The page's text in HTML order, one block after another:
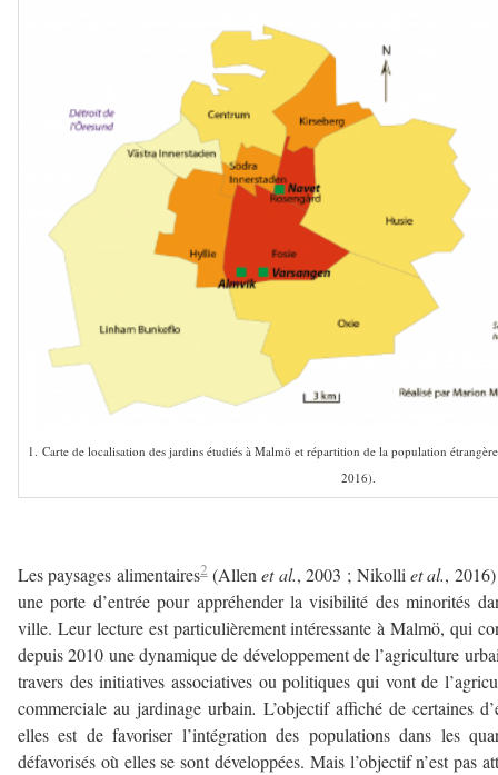
1. Carte de localisation des jardins étudiés à Malmö et répartition de la population
2016).
Les paysages alimentaires2(Allenet al., 2003 ; Nikolliet al.,
une porte d’entrée pour appréhender la visibilité des minorités
ville. Leur lecture est particulièrement intéressante à Malmö, qui
depuis 2010 une dynamique de développement de l’agriculture
travers des initiatives associatives ou politiques qui vont de
commerciale au jardinage urbain. L’objectif affiché de certaines
elles est de favoriser l’intégration des populations dans les
défavorisés où elles se sont développées. Mais l’objectif n’est pas